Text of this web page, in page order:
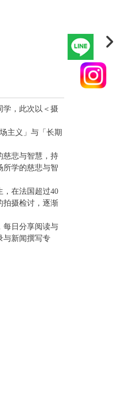
学，此次以＜摄
主义」与「长期
慈悲与智慧，持
所学的慈悲与智
在法国超过40
拍摄检讨，逐渐
每日分享阅读与
与新闻撰写专